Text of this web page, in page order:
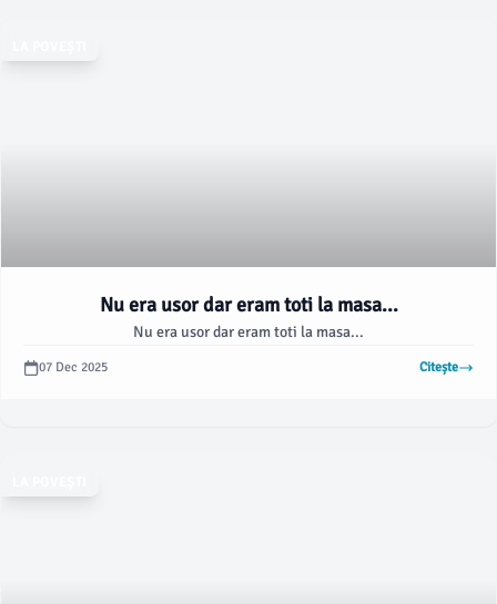
Nu era usor dar eram toti la masa...
Nu era usor dar eram toti la masa...
07 Dec 2025 Citește